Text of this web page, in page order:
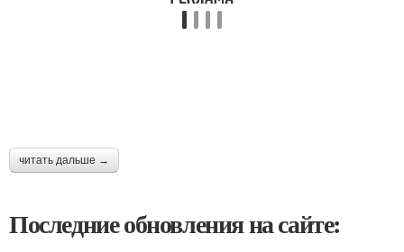
читать дальше →
Последние обновления на сайте: